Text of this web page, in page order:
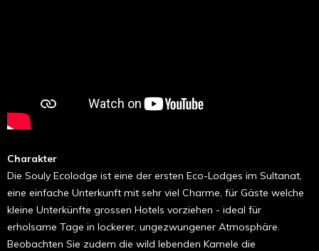
Charakter
Die Souly Ecolodge ist eine der ersten Eco-Lodges im Sultanat,
eine einfache Unterkunft mit sehr viel Charme, für Gäste welche
kleine Unterkünfte grossen Hotels vorziehen - ideal für
erholsame Tage in lockerer, ungezwungener Atmosphäre.
Beobachten Sie zudem die wild lebenden Kamele die